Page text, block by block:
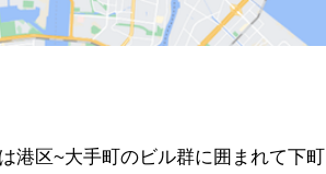
港区~大手町のビル群に囲まれて下町